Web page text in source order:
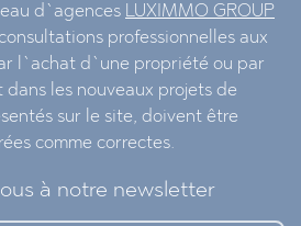
d`agences LUXIMMO GROUP
professionnelles aux
l`achat d`une propriété ou par
dans les nouveaux projets de
sur le site, doivent être
comme correctes.
à notre newsletter